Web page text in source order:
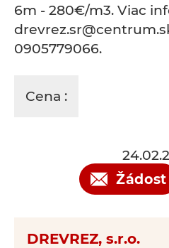
6m - 280€/m3. Viac
0905779066.
Cena :
Žádost
DREVREZ, s.r.o.